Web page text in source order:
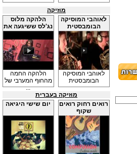
מוזיקה
הלהקה מלוס
נג'לס ששיגעה את
...
הלהקה החמה
מהחוף המערבי של
...
לאוהבי המוסיקה
הבומבסטית
לאוהבי המוסיקה
הבומבסטית
מוזיקה בעברית
יום שישי היגיאה
רואים רחוק רואים
שקוף